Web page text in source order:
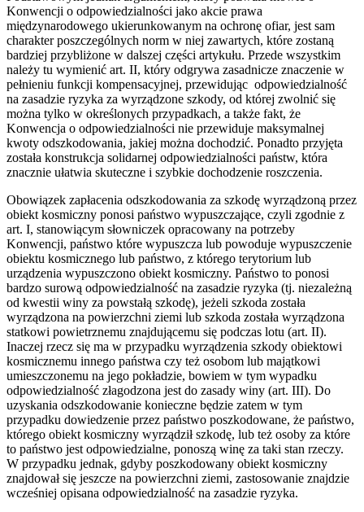
Konwencji o odpowiedzialności jako akcie prawa
międzynarodowego ukierunkowanym na ochronę ofiar, jest sam
charakter poszczególnych norm w niej zawartych, które zostaną
bardziej przybliżone w dalszej części artykułu. Przede wszystkim
należy tu wymienić art. II, który odgrywa zasadnicze znaczenie w
pełnieniu funkcji kompensacyjnej, przewidując odpowiedzialność
na zasadzie ryzyka za wyrządzone szkody, od której zwolnić się
można tylko w określonych przypadkach, a także fakt, że
Konwencja o odpowiedzialności nie przewiduje maksymalnej
kwoty odszkodowania, jakiej można dochodzić. Ponadto przyjęta
została konstrukcja solidarnej odpowiedzialności państw, która
znacznie ułatwia skuteczne i szybkie dochodzenie roszczenia.
Obowiązek zapłacenia odszkodowania za szkodę wyrządzoną przez
obiekt kosmiczny ponosi państwo wypuszczające, czyli zgodnie z
art. I, stanowiącym słowniczek opracowany na potrzeby
Konwencji, państwo które wypuszcza lub powoduje wypuszczenie
obiektu kosmicznego lub państwo, z którego terytorium lub
urządzenia wypuszczono obiekt kosmiczny. Państwo to ponosi
bardzo surową odpowiedzialność na zasadzie ryzyka (tj. niezależną
od kwestii winy za powstałą szkodę), jeżeli szkoda została
wyrządzona na powierzchni ziemi lub szkoda została wyrządzona
statkowi powietrznemu znajdującemu się podczas lotu (art. II).
Inaczej rzecz się ma w przypadku wyrządzenia szkody obiektowi
kosmicznemu innego państwa czy też osobom lub majątkowi
umieszczonemu na jego pokładzie, bowiem w tym wypadku
odpowiedzialność złagodzona jest do zasady winy (art. III). Do
uzyskania odszkodowanie konieczne będzie zatem w tym
przypadku dowiedzenie przez państwo poszkodowane, że państwo,
którego obiekt kosmiczny wyrządził szkodę, lub też osoby za które
to państwo jest odpowiedzialne, ponoszą winę za taki stan rzeczy.
W przypadku jednak, gdyby poszkodowany obiekt kosmiczny
znajdował się jeszcze na powierzchni ziemi, zastosowanie znajdzie
wcześniej opisana odpowiedzialność na zasadzie ryzyka.